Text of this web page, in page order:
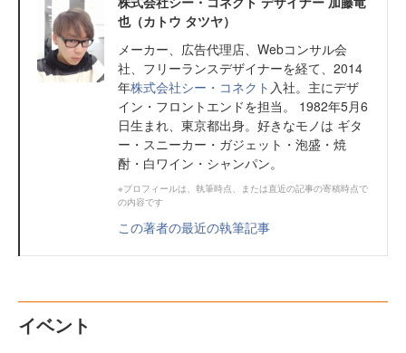
也（カトウ タツヤ）
メーカー、広告代理店、Webコンサル会
社、フリーランスデザイナーを経て、2014
年株式会社シー・コネクト 入社。主にデザ
イン・フロントエンドを担当。 1982年5月6
日生まれ、東京都出身。好きなモノは ギタ
ー・スニーカー・ガジェット・泡盛・焼
酎・白ワイン・シャンパン。
※プロフィールは、執筆時点、または直近の記事の寄稿時点で
の内容です
この著者の最近の執筆記事
イベント